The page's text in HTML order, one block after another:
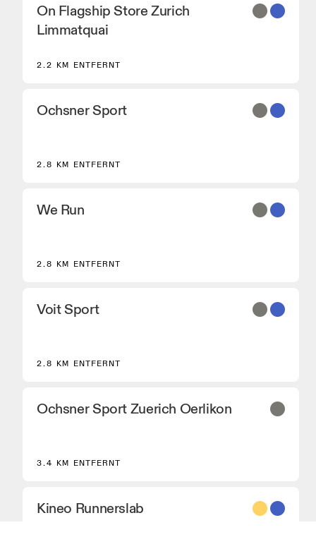
On Flagship Store Zurich
Limmatquai
2.2 KM ENTFERNT
Ochsner Sport
2.8 KM ENTFERNT
We Run
2.8 KM ENTFERNT
Voit Sport
2.8 KM ENTFERNT
Ochsner Sport Zuerich Oerlikon
3.4 KM ENTFERNT
Kineo Runnerslab